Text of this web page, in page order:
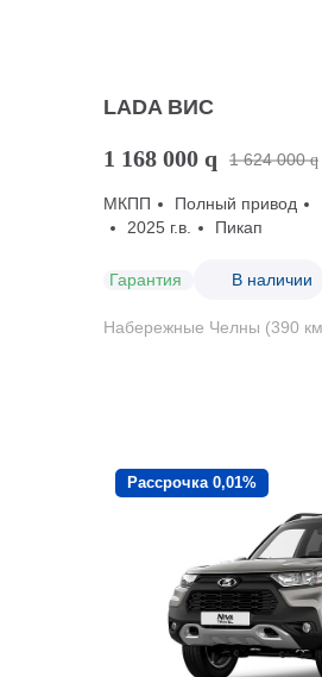
LADA ВИС
1 168 000 q 1 624 000 q
МКПП Полный привод
2025 г.в.
Пикап
Гарантия В наличии
Набережные Челны (390
Рассрочка 0,01%